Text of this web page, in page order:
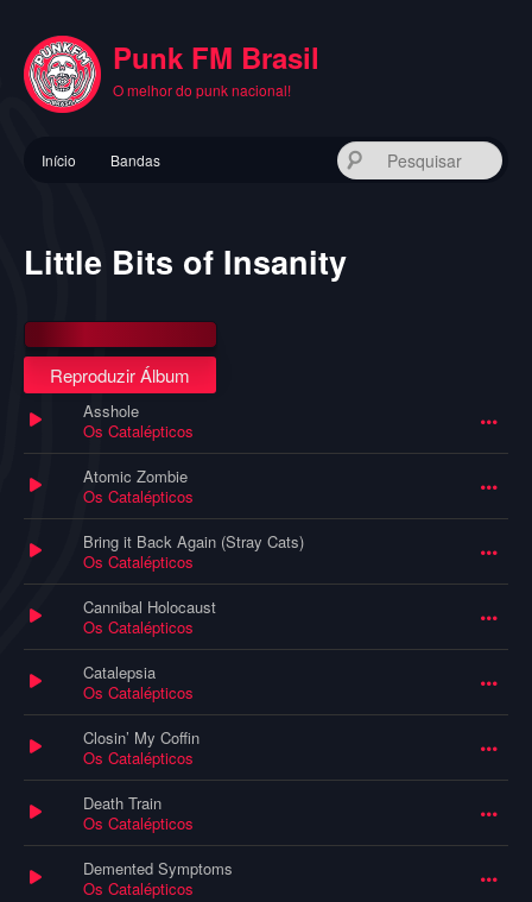
conteúdo
principal
Punk FM Brasil
O melhor do punk nacional!
principal
Início Bandas
Little Bits of Insanity
Reproduzir Álbum
Asshole
Os Catalépticos
Atomic Zombie
Os Catalépticos
Bring it Back Again (Stray Cats)
Os Catalépticos
Cannibal Holocaust
Os Catalépticos
Catalepsia
Os Catalépticos
Closin’ My Coffin
Os Catalépticos
Death Train
Os Catalépticos
Demented Symptoms
Os Catalépticos